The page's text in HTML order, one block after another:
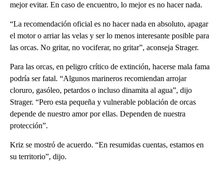
mejor evitar. En caso de encuentro, lo mejor es no hacer nada.
“La recomendación oficial es no hacer nada en absoluto, apagar
el motor o arriar las velas y ser lo menos interesante posible para
las orcas. No gritar, no vociferar, no gritar”, aconseja Strager.
Para las orcas, en peligro crítico de extinción, hacerse mala fama
podría ser fatal. “Algunos marineros recomiendan arrojar
cloruro, gasóleo, petardos o incluso dinamita al agua”, dijo
Strager. “Pero esta pequeña y vulnerable población de orcas
depende de nuestro amor por ellas. Dependen de nuestra
protección”.
Kriz se mostró de acuerdo. “En resumidas cuentas, estamos en
su territorio”, dijo.